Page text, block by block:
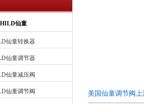
仙童
仙童转换器
仙童调节器
仙童减压阀
仙童调节阀 美国仙童调节阀上